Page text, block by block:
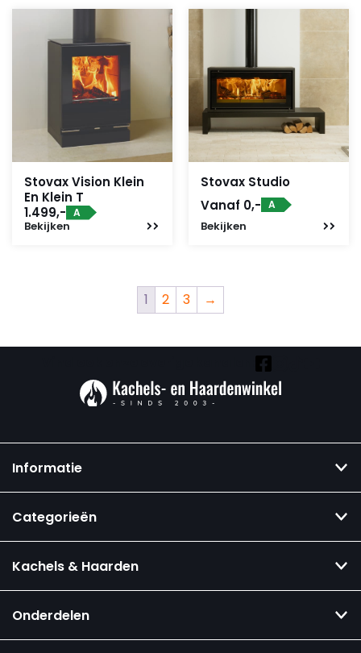
Stovax Vision Klein
En Klein T
1.499,- A
Bekijken
Stovax Studio
Vanaf 0,- A
Bekijken
1 2 3 →
Informatie
Categorieën
Kachels & Haarden
Onderdelen